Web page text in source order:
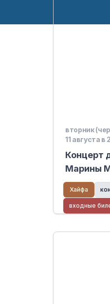
вторник
11 августа в
Концерт
Марины
Хайфа
входные